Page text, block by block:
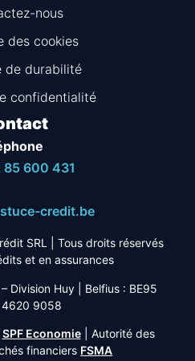
nous
des cookies
de durabilité
confidentialité
85 600 431
credit.be
SRL
| Tous droits réservés
et en assurances
Division Huy | Belfius : BE95
9058
SPF Economie| Autorité des
financiers FSMA